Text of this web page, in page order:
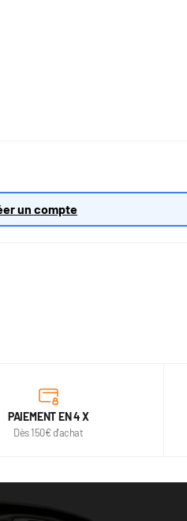
un compte
PAIEMENT EN 4 X
Dès 150€ d'achat